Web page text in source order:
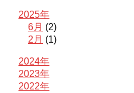
2025年
6月 (2)
2月 (1)
2024年
2023年
2022年